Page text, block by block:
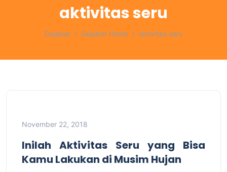
aktivitas seru
Dejabar Dejabar Home aktivitas seru
November 22, 2018
Inilah Aktivitas Seru yang Bisa
Kamu Lakukan di Musim Hujan